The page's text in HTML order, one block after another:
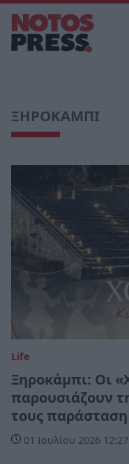
ΞΗΡΟΚΑΜΠΙ
Life
Ξηροκάμπι: Οι
παρουσιάζουν
τους παράσταση
01 Ιουλίου 2026 12:27